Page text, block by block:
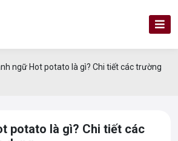
ngữ Hot potato là gì? Chi tiết các trường
potato là gì? Chi tiết các